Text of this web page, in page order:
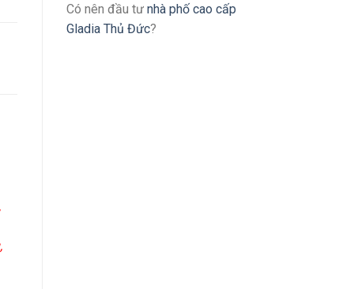
Có nên đầu tư nhà phố cao cấp
Gladia Thủ Đức?